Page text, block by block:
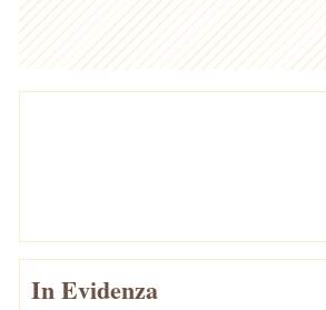
In Evidenza